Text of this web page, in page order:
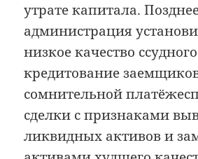
утрате капитала.
администрация
низкое качество
кредитование
сомнительной
сделки с признаками
ликвидных активов и